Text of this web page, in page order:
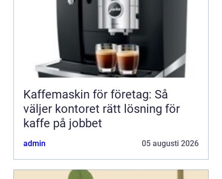
Kaffemaskin för företag: Så
väljer kontoret rätt lösning för
kaffe på jobbet
admin 05 augusti 2026